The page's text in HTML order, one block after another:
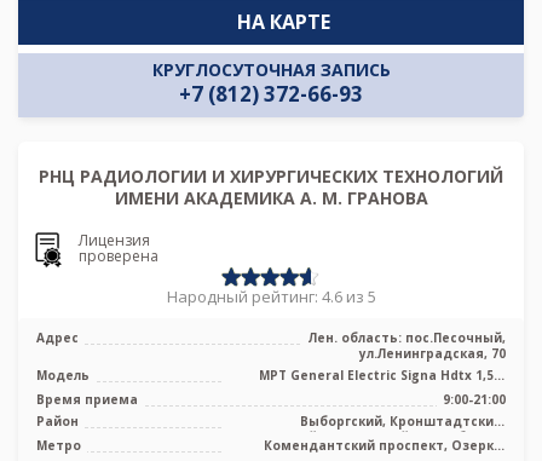
КРУГЛОСУТОЧНАЯ ЗАПИСЬ
+7 (812) 372-66-93
НА КАРТЕ
РНЦ РАДИОЛОГИИ И ХИРУРГИЧЕСКИХ ТЕХНОЛОГИЙ
ИМЕНИ АКАДЕМИКА А. М. ГРАНОВА
Лицензия
проверена
Народный рейтинг: 4.6 из 5
Адрес
Лен. область: пос.Песочный,
ул.Ленинградская, 70
Модель
МРТ General Electric Signa Hdtx 1,5T,
МРТ Toshiba Titan Vantage 1.5T в ...
Время приема
9:00-21:00
Район
Выборгский, Кронштадтский,
Курортный, Приморский, Лен. область
Метро
Комендантский проспект, Озерки,